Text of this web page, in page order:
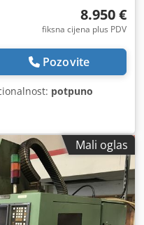
8.950 €
fiksna cijena plus PDV
Pozovite
potpuno
Mali oglas